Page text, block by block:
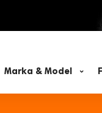
Marka & Model